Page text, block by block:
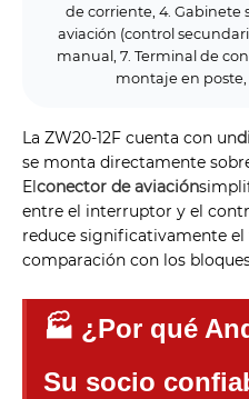
de corriente, 4. Gabinete
aviación (control
manual, 7. Terminal de
montaje en poste,
La ZW20-12F cuenta con un
se monta directamente
Elconector de aviación
entre el interruptor y el
reduce significativamente
comparación con los
🏭 ¿Por qué
Su socio